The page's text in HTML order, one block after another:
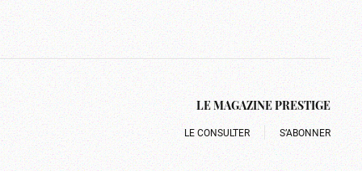
LE MAGAZINE PRESTIGE
LE CONSULTER S’ABONNER